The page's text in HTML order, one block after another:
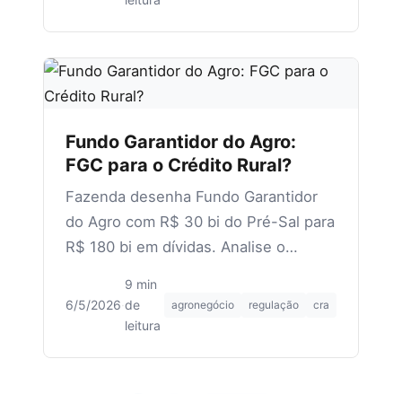
Fundo Garantidor do Agro:
FGC para o Crédito Rural?
Fazenda desenha Fundo Garantidor
do Agro com R$ 30 bi do Pré-Sal para
R$ 180 bi em dívidas. Analise o
emissor.
6/5/2026
9 min
de
leitura
agronegócio regulação cra